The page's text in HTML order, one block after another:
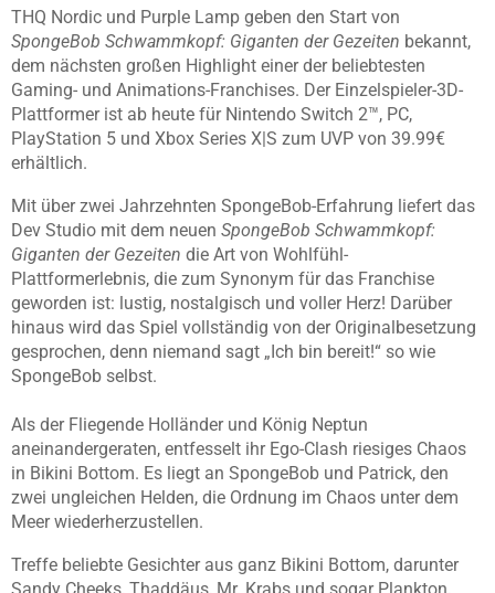
THQ Nordic und Purple Lamp geben den Start von
SpongeBob Schwammkopf: Giganten der Gezeiten bekannt,
dem nächsten großen Highlight einer der beliebtesten
Gaming- und Animations-Franchises. Der Einzelspieler-3D-
Plattformer ist ab heute für Nintendo Switch 2™, PC,
PlayStation 5 und Xbox Series X|S zum UVP von 39.99€
erhältlich.
Mit über zwei Jahrzehnten SpongeBob-Erfahrung liefert das
Dev Studio mit dem neuen SpongeBob Schwammkopf:
Giganten der Gezeiten die Art von Wohlfühl-
Plattformerlebnis, die zum Synonym für das Franchise
geworden ist: lustig, nostalgisch und voller Herz! Darüber
hinaus wird das Spiel vollständig von der Originalbesetzung
gesprochen, denn niemand sagt „Ich bin bereit!“ so wie
SpongeBob selbst.
Als der Fliegende Holländer und König Neptun
aneinandergeraten, entfesselt ihr Ego-Clash riesiges Chaos
in Bikini Bottom. Es liegt an SpongeBob und Patrick, den
zwei ungleichen Helden, die Ordnung im Chaos unter dem
Meer wiederherzustellen.
Treffe beliebte Gesichter aus ganz Bikini Bottom, darunter